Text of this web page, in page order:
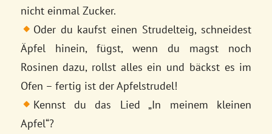
nicht einmal Zucker.
Oder du kaufst einen Strudelteig, schneidest
Äpfel hinein, fügst, wenn du magst noch
Rosinen dazu, rollst alles ein und bäckst es im
Ofen – fertig ist der Apfelstrudel!
Kennst du das Lied „In meinem kleinen
Apfel“?